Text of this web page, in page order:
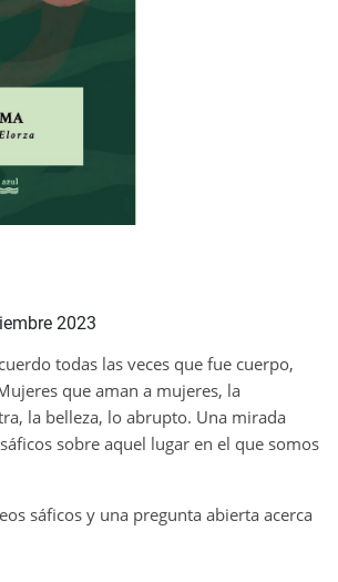
2023
todas las veces que fue cuerpo,
que aman a mujeres, la
la belleza, lo abrupto. Una mirada
sobre aquel lugar en el que somos
sáficos y una pregunta abierta acerca